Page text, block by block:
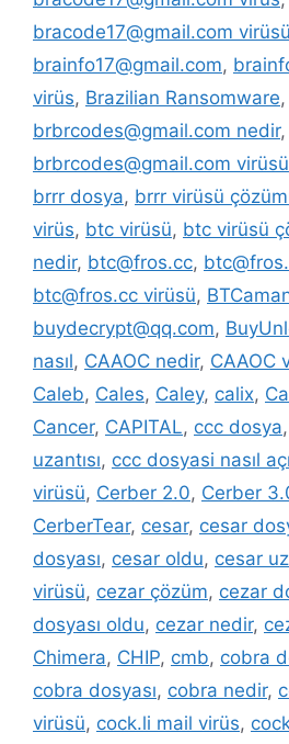
bracode17@gmail.com virüsü
brainfo17@gmail.com,
virüs, Brazilian Ransomware,
brbrcodes@gmail.com nedir,
brbrcodes@gmail.com virüsü
brrr dosya, brrr virüsü
virüs, btc virüsü, btc virüsü
nedir, btc@fros.cc,
btc@fros.cc virüsü,
buydecrypt@qq.com,
nasıl, CAAOC nedir, CAAOC
Caleb, Cales, Caley, calix,
Cancer, CAPITAL, ccc dosya,
uzantısı, ccc dosyasi nasıl
virüsü, Cerber 2.0, Cerber
CerberTear, cesar, cesar
dosyası, cesar oldu, cesar
virüsü, cezar çözüm, cezar
dosyası oldu, cezar nedir,
Chimera, CHIP, cmb, cobra
cobra dosyası, cobra nedir,
virüsü, cock.li mail virüs,